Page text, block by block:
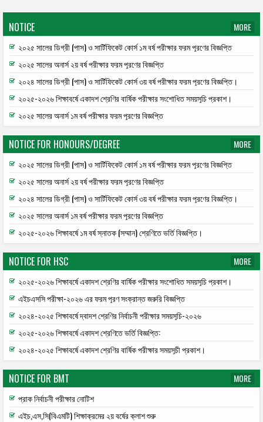
NOTICE
MORE
২০২৫ সালের ডিগ্রী (পাস) ও সার্টিফিকেট কোর্স ১ম বর্ষ পরীক্ষার ফরম পূরণের বিজ্ঞপ্তি
২০২৫ সালের অনার্স ২য় বর্ষ পরীক্ষার ফরম পূরণের বিজ্ঞপ্তি
২০২৪ সালের ডিগ্রী (পাস) ও সার্টিফিকেট কোর্স ৩য় বর্ষ পরীক্ষার ফরম পূরণের বিজ্ঞপ্তি।
২০২৫-২০২৬ শিক্ষাবর্ষে একাদশ শ্রেণির বার্ষিক পরীক্ষার সংশোধিত সময়সূচি প্রকাশ।
২০২৫ সালের অনার্স ১ম বর্ষ পরীক্ষার ফরম পূরণের বিজ্ঞপ্তি
NOTICE FOR HONOURS/DEGREE
MORE
২০২৫ সালের ডিগ্রী (পাস) ও সার্টিফিকেট কোর্স ১ম বর্ষ পরীক্ষার ফরম পূরণের বিজ্ঞপ্তি
২০২৫ সালের অনার্স ২য় বর্ষ পরীক্ষার ফরম পূরণের বিজ্ঞপ্তি
২০২৪ সালের ডিগ্রী (পাস) ও সার্টিফিকেট কোর্স ৩য় বর্ষ পরীক্ষার ফরম পূরণের বিজ্ঞপ্তি।
২০২৫ সালের অনার্স ১ম বর্ষ পরীক্ষার ফরম পূরণের বিজ্ঞপ্তি
২০২৫-২০২৬ শিক্ষাবর্ষে ১ম বর্ষ স্নাতক (সম্মান) শ্রেণিতে ভর্তি বিজ্ঞপ্তি।
NOTICE FOR HSC
MORE
২০২৫-২০২৬ শিক্ষাবর্ষে একাদশ শ্রেণির বার্ষিক পরীক্ষার সংশোধিত সময়সূচি প্রকাশ।
এইচএসসি পরীক্ষা-২০২৬ এর ফরম পূরণ সংক্রান্ত জরুরি বিজ্ঞপ্তি
২০২৪-২০২৫ শিক্ষাবর্ষে দ্বাদশ শ্রেণির নির্বাচনী পরীক্ষার সময়সূচি-২০২৬
২০২৫-২০২৬ শিক্ষাবর্ষে একাদশ শ্রেণিতে ভর্তি বিজ্ঞপ্তি:
২০২৪-২০২৫ শিক্ষাবর্ষে একাদশ শ্রেণির বার্ষিক পরীক্ষার সময়সূচী প্রকাশ।
NOTICE FOR BMT
MORE
প্রাক নির্বাচনী পরীক্ষার নোটিশ
এইচ,এস,সি(বিএমটি) শিক্ষাক্রমের ২য় বর্ষের ক্লাশ শুরু